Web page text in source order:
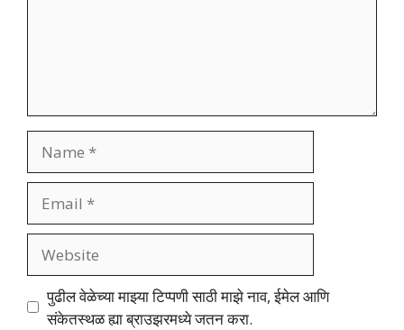
पुढील वेळेच्या माझ्या टिप्पणी साठी माझे नाव, ईमेल आणि
संकेतस्थळ ह्या ब्राउझरमध्ये जतन करा.